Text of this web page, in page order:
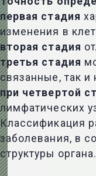
первая стадия
изменения в
вторая стадия
третья стадия
связанные, так
при четвертой
лимфатических
Классификация
заболевания, в
структуры органа.